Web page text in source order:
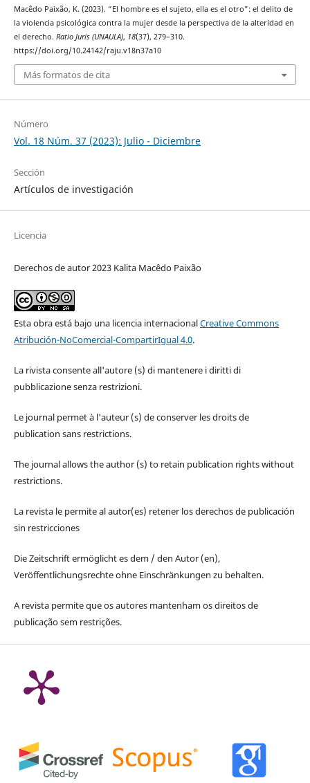
Macêdo Paixão, K. (2023). “El hombre es el sujeto, ella es el otro”: el delito de
la violencia psicológica contra la mujer desde la perspectiva de la alteridad en
el derecho. Ratio Juris (UNAULA), 18(37), 279–310.
https://doi.org/10.24142/raju.v18n37a10
Más formatos de cita
Número
Vol. 18 Núm. 37 (2023): Julio - Diciembre
Sección
Artículos de investigación
Licencia
Derechos de autor 2023 Kalita Macêdo Paixão
Esta obra está bajo una licencia internacionalCreative Commons
Atribución-NoComercial-CompartirIgual 4.0.
La rivista consente all'autore (s) di mantenere i diritti di
pubblicazione senza restrizioni.
Le journal permet à l'auteur (s) de conserver les droits de
publication sans restrictions.
The journal allows the author (s) to retain publication rights without
restrictions.
La revista le permite al autor(es) retener los derechos de publicación
sin restricciones
Die Zeitschrift ermöglicht es dem / den Autor (en),
Veröffentlichungsrechte ohne Einschränkungen zu behalten.
A revista permite que os autores mantenham os direitos de
publicação sem restrições.